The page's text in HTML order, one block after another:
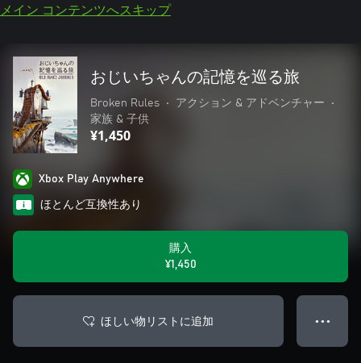
メイン コンテンツへスキップ
おじいちゃんの記憶を巡る旅
Broken Rules • アクション & アドベンチャー
•
家族 & 子供
¥1,450
Xbox Play Anywhere
ほとんど互換性あり
購入
¥1,450
ほしい物リストに追加 ● ● ●